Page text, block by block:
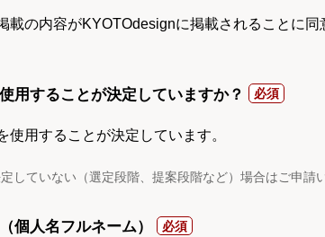
載の内容がKYOTOdesignに掲載されることに同
用することが決定していますか？
使用することが決定しています。
していない（選定段階、提案段階など）場合はご申請
個人名フルネーム）